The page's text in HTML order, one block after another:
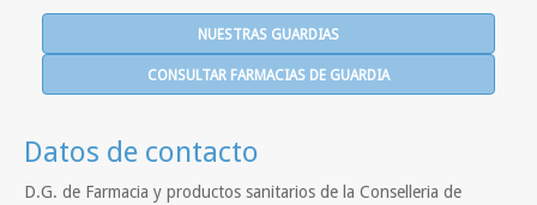
NUESTRAS GUARDIAS
CONSULTAR FARMACIAS DE GUARDIA
Datos de contacto
D.G. de Farmacia y productos sanitarios de la Conselleria de